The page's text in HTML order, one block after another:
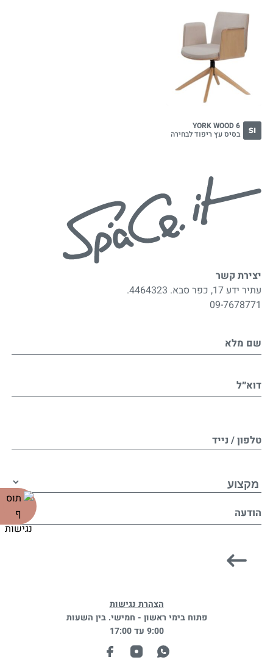
SI
YORK WOOD 6
בסיס עץ ריפוד לבחירה
יצירת קשר
עתיר ידע 17, כפר סבא. 4464323.
09-7678771
שם מלא
דוא״ל
טלפון / נייד
הודעה
הצהרת נגישות
פתוח בימי ראשון - חמישי. בין השעות
9:00 עד 17:00